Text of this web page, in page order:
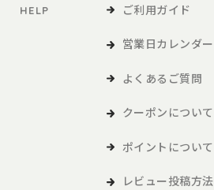
HELP ご利用ガイド
営業日カレンダー
よくあるご質問
クーポンについて
ポイントについて
レビュー投稿方法